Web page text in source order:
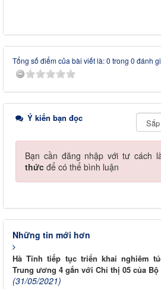
Tổng số điểm của bài viết là: 0 trong 0 đánh
Ý kiến bạn đọc
Bạn cần đăng nhập với tư cách
thức để có thể bình luận
Những tin mới hơn
Hà Tĩnh tiếp tục triển khai nghiêm
Trung ương 4 gắn với Chỉ thị 05 của
(31/05/2021)